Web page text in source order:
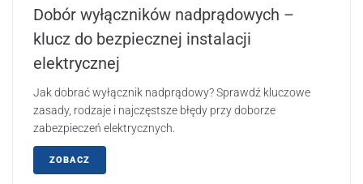
Dobór wyłączników nadprądowych –
klucz do bezpiecznej instalacji
elektrycznej
Jak dobrać wyłącznik nadprądowy? Sprawdź kluczowe
zasady, rodzaje i najczęstsze błędy przy doborze
zabezpieczeń elektrycznych.
ZOBACZ